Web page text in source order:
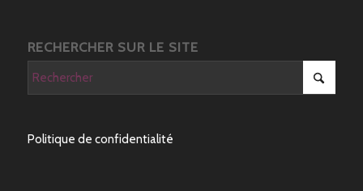
RECHERCHER SUR LE SITE
Politique de confidentialité